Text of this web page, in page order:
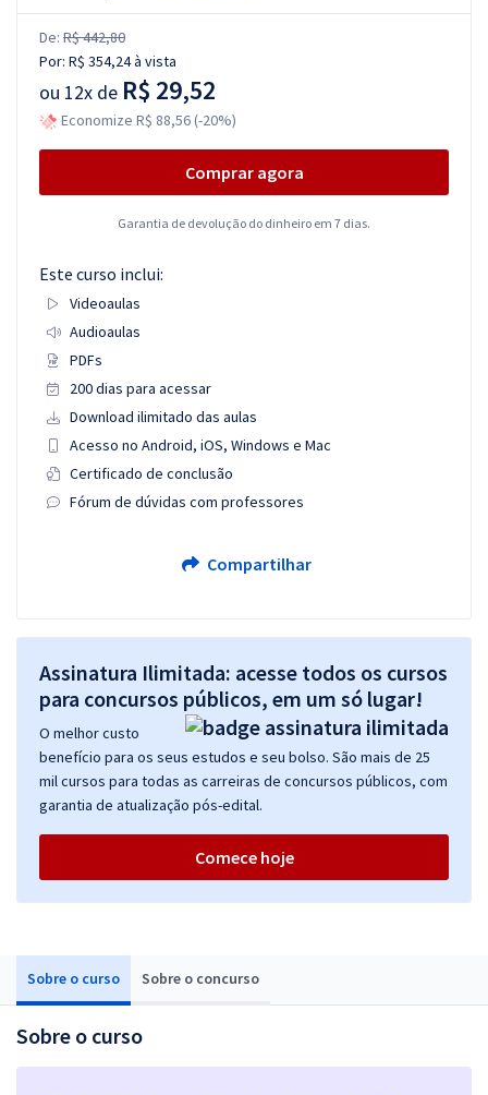
Sobre o curso Sobre o concurso
Sobre o curso
De: R$ 442,80
Por: R$ 354,24à vista
ou 12x de R$ 29,52
Economize R$ 88,56 (-20%)
Comprar agora
Garantia de devolução do dinheiro em 7 dias.
Este curso inclui:
Videoaulas
Audioaulas
PDFs
200 dias para acessar
Download ilimitado das aulas
Acesso no Android, iOS, Windows e Mac
Certificado de conclusão
Fórum de dúvidas com professores
Compartilhar
Assinatura Ilimitada: acesse todos os cursos
para concursos públicos, em um só lugar!
O melhor custo
benefício para os seus estudos e seu bolso. São mais de 25
mil cursos para todas as carreiras de concursos públicos, com
garantia de atualização pós-edital.
Comece hoje